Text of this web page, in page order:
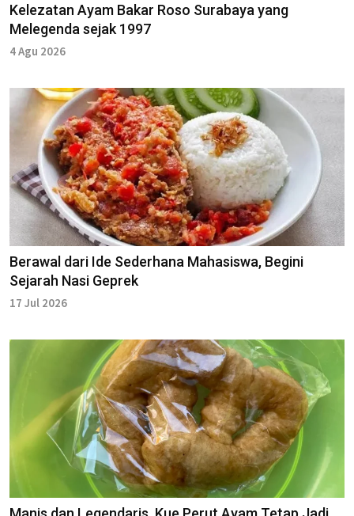
Kelezatan Ayam Bakar Roso Surabaya yang
Melegenda sejak 1997
4 Agu 2026
Berawal dari Ide Sederhana Mahasiswa, Begini
Sejarah Nasi Geprek
17 Jul 2026